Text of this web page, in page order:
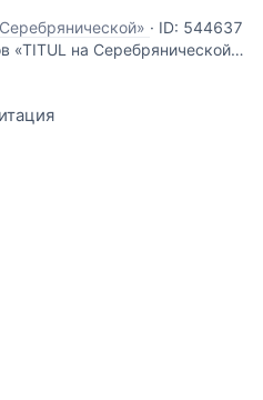
· ID: 544637
«TITUL на Серебрянической»
локацию в самом сердце
доступность, всю
В проекте